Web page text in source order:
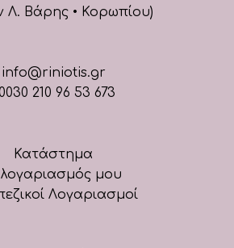
Λ. Βάρης • Κορωπίου)
info@riniotis.gr
210 96 53 673
Κατάστημα
μου
Λογαριασμοί